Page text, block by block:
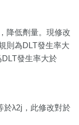
降低劑量。現修改
則為DLT發生率大
發生率大於
於λ2j，此修改對於